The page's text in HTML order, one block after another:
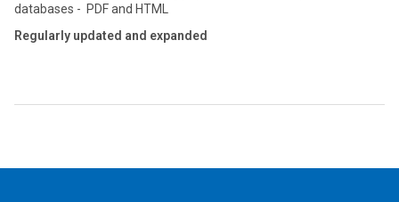
databases - PDF and HTML
Regularly updated and expanded